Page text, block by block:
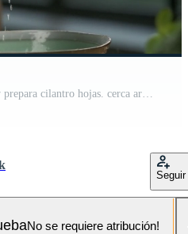
profesional cocinero lavados y prepara cilantro hojas. cerca arriba lento movimiento. Vídeo Pro
Seguir
No se requiere atribución!